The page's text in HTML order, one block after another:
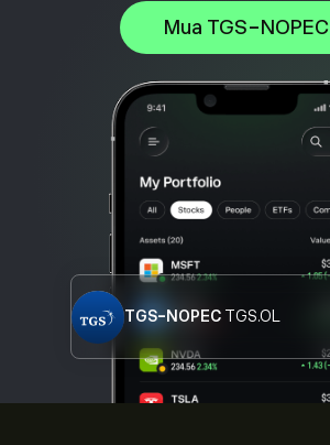
Mua TGS-NOPEC
TGS-NOPEC TGS.OL